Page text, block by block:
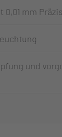
0,01 mm
und